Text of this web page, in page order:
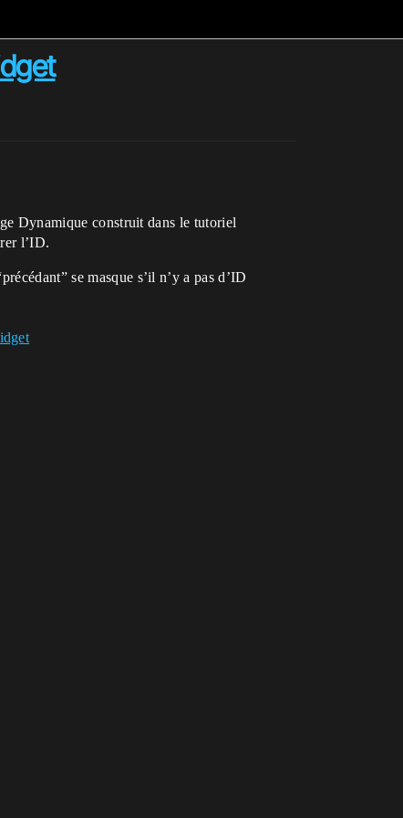
Dynamique construit dans le tutoriel
l’ID.
se masque s’il n’y a pas d’ID